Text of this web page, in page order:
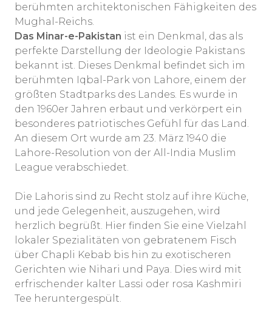
berühmten architektonischen Fähigkeiten des
Mughal-Reichs.
Das Minar-e-Pakistan ist ein Denkmal, das als
perfekte Darstellung der Ideologie Pakistans
bekannt ist. Dieses Denkmal befindet sich im
berühmten Iqbal-Park von Lahore, einem der
größten Stadtparks des Landes. Es wurde in
den 1960er Jahren erbaut und verkörpert ein
besonderes patriotisches Gefühl für das Land.
An diesem Ort wurde am 23. März 1940 die
Lahore-Resolution von der All-India Muslim
League verabschiedet.
Die Lahoris sind zu Recht stolz auf ihre Küche,
und jede Gelegenheit, auszugehen, wird
herzlich begrüßt. Hier finden Sie eine Vielzahl
lokaler Spezialitäten von gebratenem Fisch
über Chapli Kebab bis hin zu exotischeren
Gerichten wie Nihari und Paya. Dies wird mit
erfrischender kalter Lassi oder rosa Kashmiri
Tee heruntergespült.